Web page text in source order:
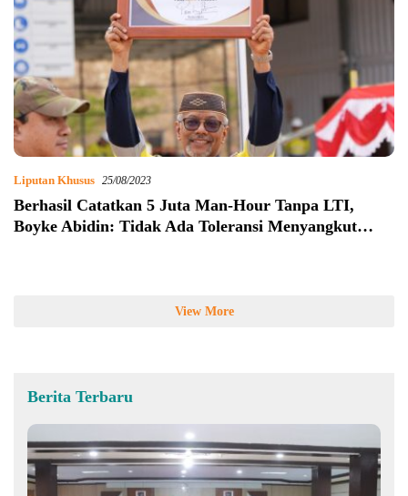
Liputan Khusus 25/08/2023
Berhasil Catatkan 5 Juta Man-Hour Tanpa LTI,
Boyke Abidin: Tidak Ada Toleransi Menyangkut
View More
Berita Terbaru